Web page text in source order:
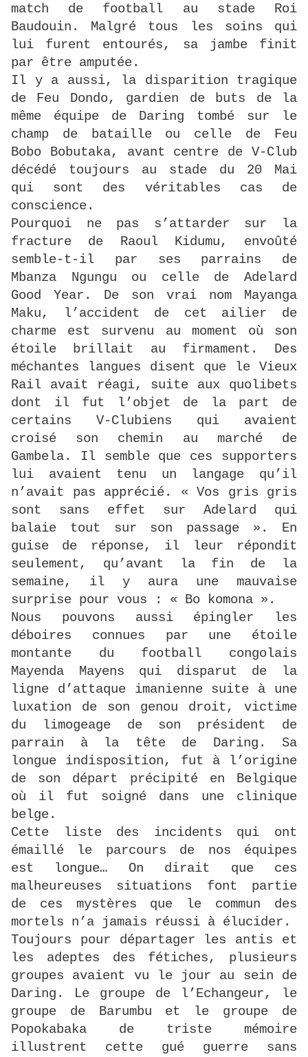
match de football au stade Roi
Baudouin. Malgré tous les soins qui
lui furent entourés, sa jambe finit
par être amputée.
Il y a aussi, la disparition tragique
de Feu Dondo, gardien de buts de la
même équipe de Daring tombé sur le
champ de bataille ou celle de Feu
Bobo Bobutaka, avant centre de V-Club
décédé toujours au stade du 20 Mai
qui sont des véritables cas de
conscience.
Pourquoi ne pas s’attarder sur la
fracture de Raoul Kidumu, envoûté
semble-t-il par ses parrains de
Mbanza Ngungu ou celle de Adelard
Good Year. De son vrai nom Mayanga
Maku, l’accident de cet ailier de
charme est survenu au moment où son
étoile brillait au firmament. Des
méchantes langues disent que le Vieux
Rail avait réagi, suite aux quolibets
dont il fut l’objet de la part de
certains V-Clubiens qui avaient
croisé son chemin au marché de
Gambela. Il semble que ces supporters
lui avaient tenu un langage qu’il
n’avait pas apprécié. « Vos gris gris
sont sans effet sur Adelard qui
balaie tout sur son passage ». En
guise de réponse, il leur répondit
seulement, qu’avant la fin de la
semaine, il y aura une mauvaise
surprise pour vous : « Bo komona ».
Nous pouvons aussi épingler les
déboires connues par une étoile
montante du football congolais
Mayenda Mayens qui disparut de la
ligne d’attaque imanienne suite à une
luxation de son genou droit, victime
du limogeage de son président de
parrain à la tête de Daring. Sa
longue indisposition, fut à l’origine
de son départ précipité en Belgique
où il fut soigné dans une clinique
belge.
Cette liste des incidents qui ont
émaillé le parcours de nos équipes
est longue… On dirait que ces
malheureuses situations font partie
de ces mystères que le commun des
mortels n’a jamais réussi à élucider.
Toujours pour départager les antis et
les adeptes des fétiches, plusieurs
groupes avaient vu le jour au sein de
Daring. Le groupe de l’Echangeur, le
groupe de Barumbu et le groupe de
Popokabaka de triste mémoire
illustrent cette gué guerre sans